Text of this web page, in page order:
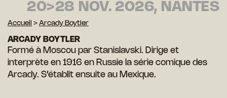
20>28 NOV. 2026, NANTES
Accueil > Arcady Boytler
ARCADY BOYTLER
Formé à Moscou par Stanislavski. Dirige et
interprète en 1916 en Russie la série comique des
Arcady. S’établit ensuite au Mexique.